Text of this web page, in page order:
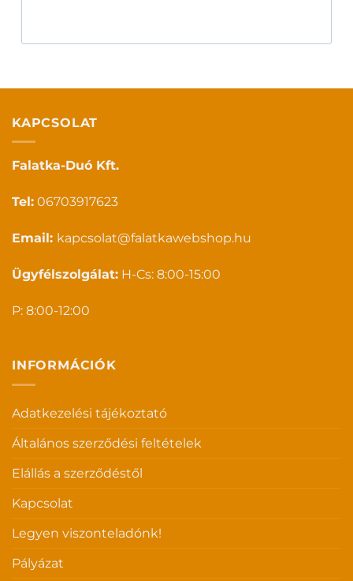
KAPCSOLAT
Falatka-Duó Kft.
Tel: 06703917623
Email: kapcsolat@falatkawebshop.hu
Ügyfélszolgálat: H-Cs: 8:00-15:00
P: 8:00-12:00
INFORMÁCIÓK
Adatkezelési tájékoztató
Általános szerződési feltételek
Elállás a szerződéstől
Kapcsolat
Legyen viszonteladónk!
Pályázat